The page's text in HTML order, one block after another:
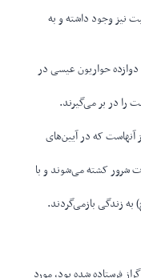
نیز وجود داشته و به
دوازده حواریون عیسی در
را در بر می‌گیرند.
آنهاست که در آیین‌های
شرور کشته می‌شوند و با
زندگی بازمی‌گردند.